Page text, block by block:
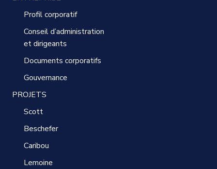
Profil corporatif
Conseil d’administration
et dirigeants
Documents corporatifs
Gouvernance
PROJETS
Scott
Beschefer
Caribou
Lemoine